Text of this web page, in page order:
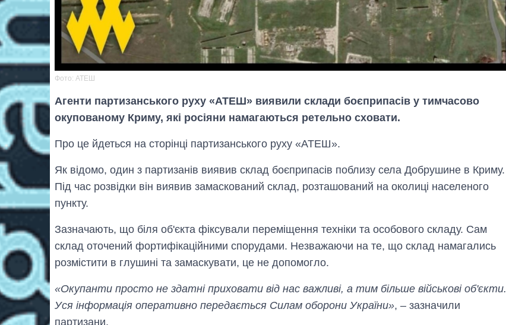
Фото: АТЕШ
Агенти партизанського руху «АТЕШ» виявили склади боєприпасів у тимчасово
окупованому Криму, які росіяни намагаються ретельно сховати.
Про це йдеться на сторінці партизанського руху «АТЕШ».
Як відомо, один з партизанів виявив склад боєприпасів поблизу села Добрушине в Криму.
Під час розвідки він виявив замаскований склад, розташований на околиці населеного
пункту.
Зазначають, що біля об'єкта фіксували переміщення техніки та особового складу. Сам
склад оточений фортифікаційними спорудами. Незважаючи на те, що склад намагались
розмістити в глушині та замаскувати, це не допомогло.
«Окупанти просто не здатні приховати від нас важливі, а тим більше військові об'єкти.
Уся інформація оперативно передається Силам оборони України», – зазначили
партизани.
Як змінився